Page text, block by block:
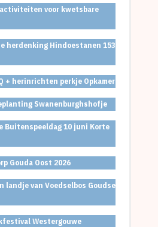
voor kwetsbare
herdenking Hindoestanen 153
+ herinrichten perkje Opkamer
Swanenburghshofje
Buitenspeeldag 10 juni Korte
Gouda Oost 2026
landje van Voedselbos Goudse
Westergouwe